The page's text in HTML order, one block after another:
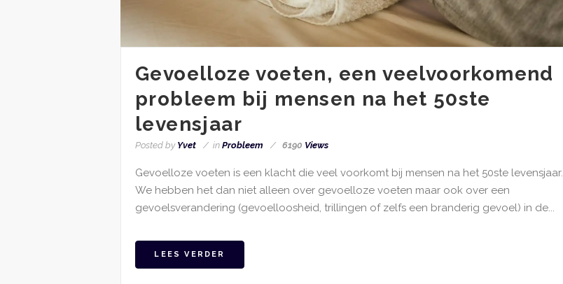
Gevoelloze voeten, een veelvoorkomend
probleem bij mensen na het 50ste
levensjaar
Posted by Yvet in Probleem 6190 Views
Gevoelloze voeten is een klacht die veel voorkomt bij mensen na het 50ste levensjaar.
We hebben het dan niet alleen over gevoelloze voeten maar ook over een
gevoelsverandering (gevoelloosheid, trillingen of zelfs een branderig gevoel) in de...
LEES VERDER